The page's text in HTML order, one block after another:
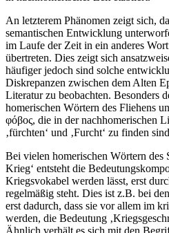
An letzterem Phänomen zeigt sich,
semantischen Entwicklung
im Laufe der Zeit in ein anderes
übertreten. Dies zeigt sich
häufiger jedoch sind solche
Diskrepanzen zwischen dem Alten
Literatur zu beobachten. Besonders
homerischen Wörtern des Fliehens
φόβος, die in der nachhomerischen
‚fürchten‘ und ‚Furcht‘ zu finden
Bei vielen homerischen Wörtern des
Krieg‘ entsteht die
Kriegsvokabel werden lässt, erst
regelmäßig steht. Dies ist z.B. bei
erst dadurch, dass sie vor allem im
werden, die Bedeutung